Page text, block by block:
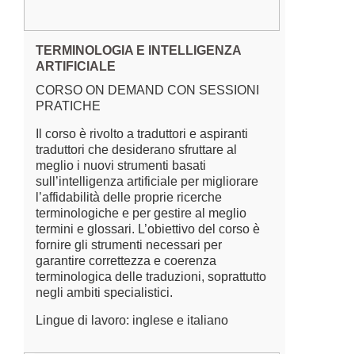
TERMINOLOGIA E INTELLIGENZA
ARTIFICIALE
CORSO ON DEMAND CON SESSIONI
PRATICHE
Il corso è rivolto a traduttori e aspiranti
traduttori che desiderano sfruttare al
meglio i nuovi strumenti basati
sull’intelligenza artificiale per migliorare
l’affidabilità delle proprie ricerche
terminologiche e per gestire al meglio
termini e glossari. L’obiettivo del corso è
fornire gli strumenti necessari per
garantire correttezza e coerenza
terminologica delle traduzioni, soprattutto
negli ambiti specialistici.
Lingue di lavoro: inglese e italiano